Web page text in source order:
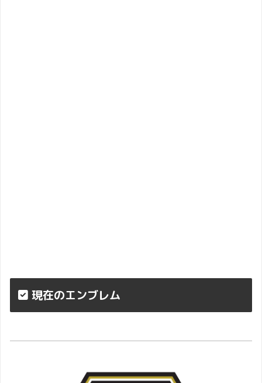
現在のエンブレム